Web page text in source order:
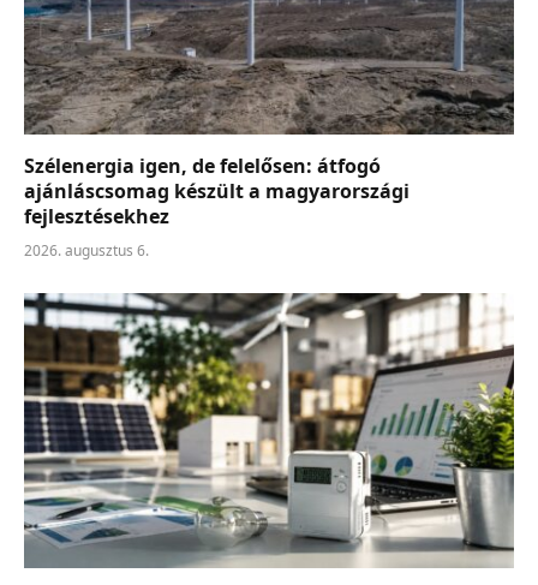
Szélenergia igen, de felelősen: átfogó
ajánláscsomag készült a magyarországi
fejlesztésekhez
2026. augusztus 6.